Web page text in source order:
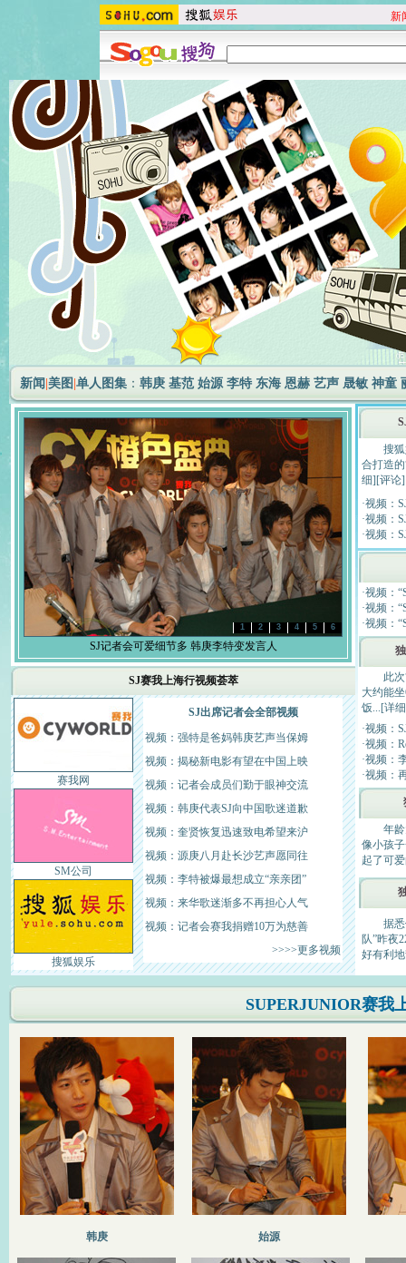
新
新闻 美图 单人图集 ： 韩庚 基范 始源 李特 东海 恩赫 艺声 晟敏 神童
SJ记者会可爱细节多 韩庚李特变发言人
1 2 3 4 5 6
SJ赛我上海行视频荟萃
赛我网
SM公司
搜狐娱乐
SJ出席记者会全部视频
视频：强特是爸妈韩庚艺声当保姆
视频：揭秘新电影有望在中国上映
视频：记者会成员们勤于眼神交流
视频：韩庚代表SJ向中国歌迷道歉
视频：奎贤恢复迅速致电希望来沪
视频：源庚八月赴长沙艺声愿同往
视频：李特被爆最想成立“亲亲团”
视频：来华歌迷渐多不再担心人气
视频：记者会赛我捐赠10万为慈善
>>>>更多视频
搜狐娱
合打造
细][评论]
·视频：
·视频：
·视频：
·视频：
·视频：
·视频：
此次
大约能
饭...[详细
·视频：
·视频：
·视频：
·视频：
年龄大
像小孩
起了可
据悉他
队”昨夜
好有利
SUPERJUNIOR赛我
韩庚 始源